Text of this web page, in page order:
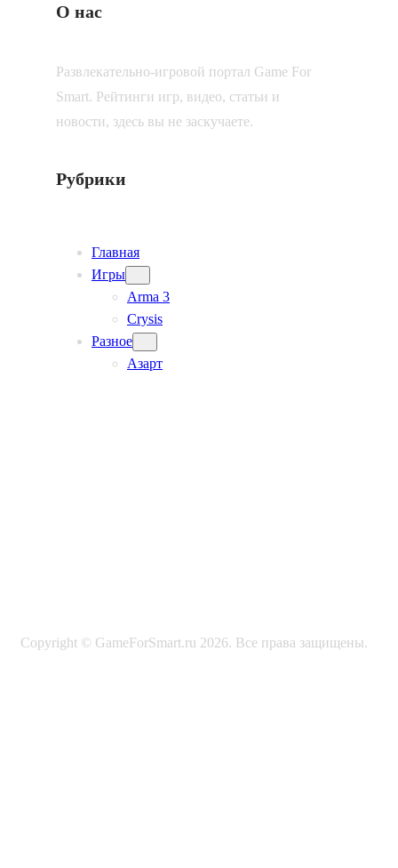
О нас
Развлекательно-игровой портал Game For
Smart. Рейтинги игр, видео, статьи и
новости, здесь вы не заскучаете.
Рубрики
Главная
Игры
Arma 3
Crysis
Разное
Азарт
Copyright © GameForSmart.ru 2026. Все права защищены.